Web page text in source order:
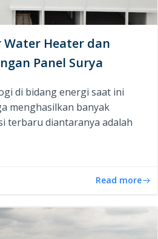
Water Heater dan
Panel Surya
di bidang energi saat ini
menghasilkan banyak
terbaru diantaranya adalah
Read more